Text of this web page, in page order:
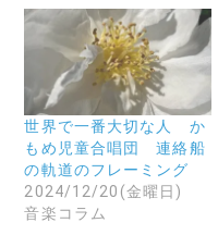
さ
い
新
し
い
ウ
ィ
ン
ド
ウ
で
開
き
ま
す
ウ
ィ
ン
ド
ウ
で
開
き
ま
す
)
す
)
世界で一番大切な人 か
もめ児童合唱団 連絡船
の軌道のフレーミング
2024/12/20(金曜日)
音楽コラム